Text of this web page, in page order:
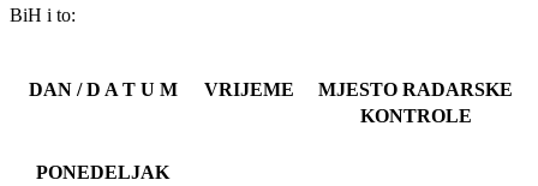
BiH i to:
DAN / D A T U M VRIJEME
MJESTO RADARSKE
KONTROLE
PONEDELJAK